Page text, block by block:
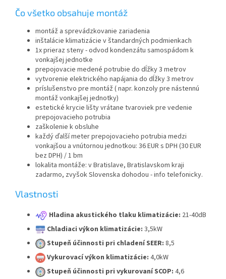
Čo všetko obsahuje montáž
montáž a sprevádzkovanie zariadenia
inštalácie klimatizácie v štandardných podmienkach
1x prieraz steny - odvod kondenzátu samospádom k
vonkajšej jednotke
prepojovacie medené potrubie do dĺžky 3 metrov
vytvorenie elektrického napájania do dĺžky 3 metrov
príslušenstvo pre montáž ( napr. konzoly pre nástennú
montáž vonkajšej jednotky)
estetické krycie lišty vrátane tvaroviek pre vedenie
prepojovacieho potrubia
zaškolenie k obsluhe
každý ďalší meter prepojovacieho potrubia medzi
vonkajšou a vnútornou jednotkou: 36 EUR s DPH (30 EUR
bez DPH) / 1 bm
lokalita montáže: v Bratislave, Bratislavskom kraji
zadarmo, zvyšok Slovenska dohodou - info telefonicky.
Vlastnosti
Hladina akustického tlaku klimatizácie: 21-40dB
Chladiaci výkon klimatizácie: 3,5kW
Stupeň účinnosti pri chladení SEER: 8,5
Vykurovací výkon klimatizácie: 4,0kW
Stupeň účinnosti pri vykurovaní SCOP: 4,6